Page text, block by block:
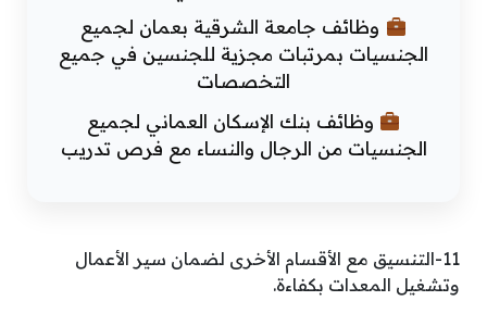
وظائف جامعة الشرقية بعمان لجميع
الجنسيات بمرتبات مجزية للجنسين في جميع
التخصصات
وظائف بنك الإسكان العماني لجميع
الجنسيات من الرجال والنساء مع فرص تدريب
11-التنسيق مع الأقسام الأخرى لضمان سير الأعمال
وتشغيل المعدات بكفاءة.